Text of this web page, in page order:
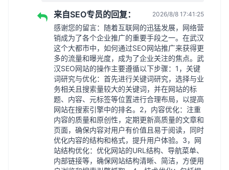
来自SEO专员的回复： 2026/8/8 17:41:25
感谢您的留言：随着互联网的迅猛发展，网络营
销成为了各个企业推广的重要手段之一。在武汉
这个大都市中，如何通过SEO网站推广来获得更
多的流量和曝光度，成为了企业关注的焦点。武
汉SEO网站的操作主要遵循以下步骤：1，关键
词研究与优化：首先进行关键词研究，选择与业
务相关且搜索量较大的关键词，并在网站的标
题、内容、元标签等位置进行合理布局，以提高
网站在搜索引擎中的排名。2，内容优化：注重
内容的质量和原创性，定期更新高质量的文章和
页面，确保内容对用户有价值且易于阅读，同时
优化内容的结构和格式，提升用户体验。3，网
站结构优化：优化网站的URL结构、导航菜单、
内部链接等，确保网站结构清晰、简洁，方便用